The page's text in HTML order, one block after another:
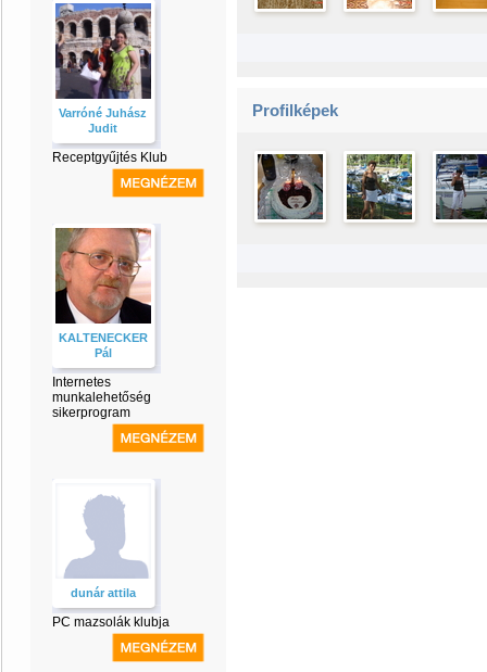
Varróné Juhász
Judit
Receptgyűjtés Klub
KALTENECKER
Pál
Internetes
munkalehetőség
sikerprogram
dunár attila
PC mazsolák klubja
Profilképek